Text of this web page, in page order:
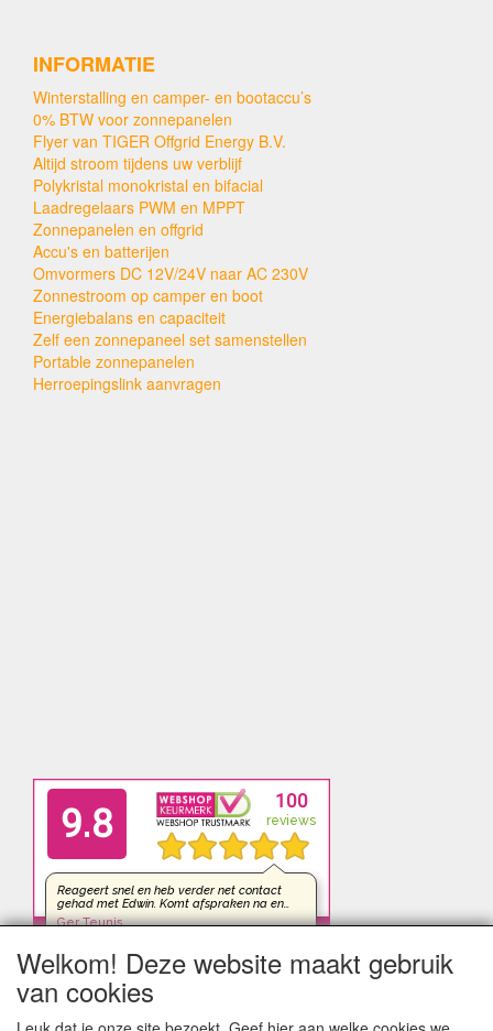
INFORMATIE
Winterstalling en camper- en bootaccu’s
0% BTW voor zonnepanelen
Flyer van TIGER Offgrid Energy B.V.
Altijd stroom tijdens uw verblijf
Polykristal monokristal en bifacial
Laadregelaars PWM en MPPT
Zonnepanelen en offgrid
Accu's en batterijen
Omvormers DC 12V/24V naar AC 230V
Zonnestroom op camper en boot
Energiebalans en capaciteit
Zelf een zonnepaneel set samenstellen
Portable zonnepanelen
Herroepingslink aanvragen
Welkom! Deze website maakt gebruik
van cookies